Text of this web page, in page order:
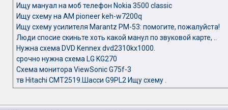
Ищу мануал на моб телефон Nokia 3500 classic
Ищу схему на АМ pioneer keh-w7200q
Ищу схему усилителя Marantz PM-53: помогите, пожалуйста!
Люди спосие скиньте хоть какой манул по звуковой карте, ..
Нужна схема DVD Kennex dvd2310kx1000.
срочно нужна схема LG KG270
Схема монитора ViewSonic G75f-3
тв Hitachi CMT2519.Шасси G9PL2 Ищу схему .